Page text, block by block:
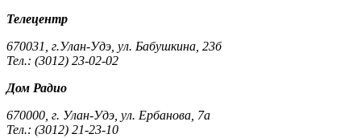
Телецентр
670031, г.Улан-Удэ, ул. Бабушкина, 23б
Тел.: (3012) 23-02-02
Дом Радио
670000, г. Улан-Удэ, ул. Ербанова, 7а
Тел.: (3012) 21-23-10